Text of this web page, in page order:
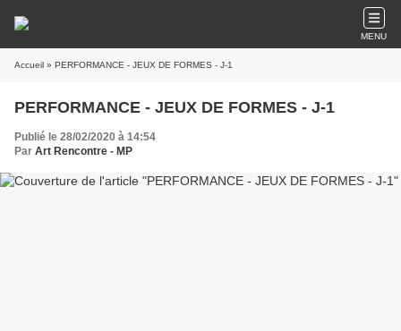
MENU
Accueil » PERFORMANCE - JEUX DE FORMES - J-1
PERFORMANCE - JEUX DE FORMES - J-1
Publié le 28/02/2020 à 14:54
Par Art Rencontre - MP